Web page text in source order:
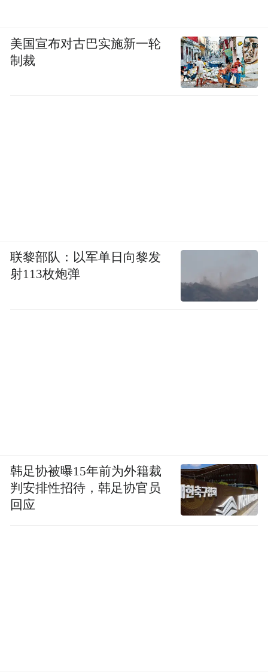
美国宣布对古巴实施新一轮
制裁
联黎部队：以军单日向黎发
射113枚炮弹
韩足协被曝15年前为外籍裁
判安排性招待，韩足协官员
回应